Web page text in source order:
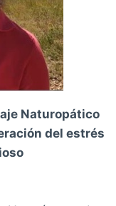
Naturopático
del estrés